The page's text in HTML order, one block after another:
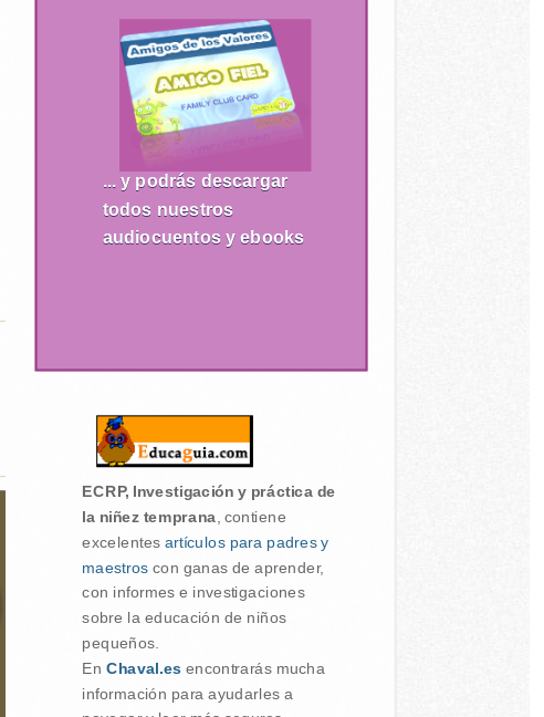
... y podrás descargar
todos nuestros
audiocuentos y ebooks
ECRP, Investigación y práctica de
la niñez temprana, contiene
excelentes artículos para padres y
maestros con ganas de aprender,
con informes e investigaciones
sobre la educación de niños
pequeños.
En Chaval.es encontrarás mucha
información para ayudarles a